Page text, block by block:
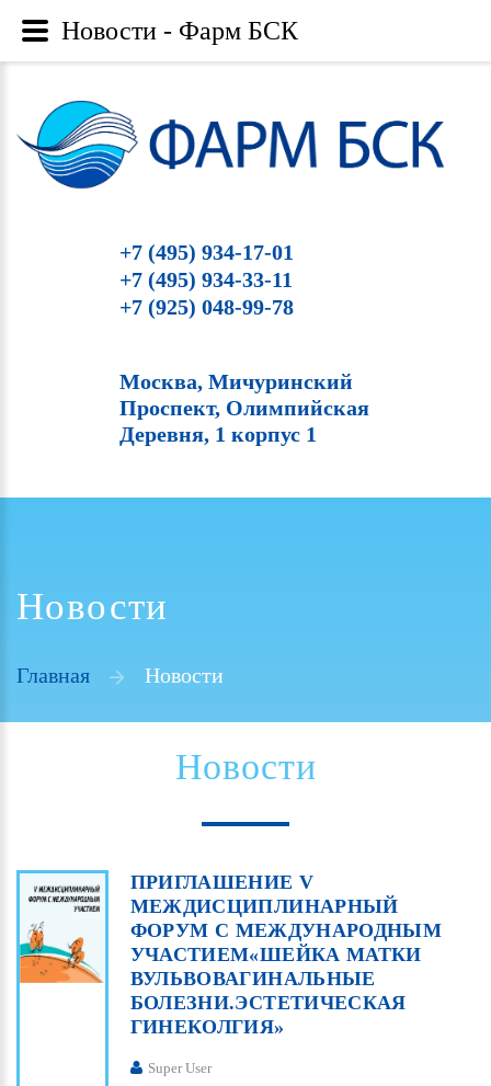
+7 (495) 934-17-01
+7 (495) 934-33-11
+7 (925) 048-99-78
Москва, Мичуринский
Проспект, Олимпийская
Деревня, 1 корпус 1
Новости
Главная Новости
Новости
ПРИГЛАШЕНИЕ V
МЕЖДИСЦИПЛИНАРНЫЙ
ФОРУМ С МЕЖДУНАРОДНЫМ
УЧАСТИЕМ«ШЕЙКА МАТКИ
ВУЛЬВОВАГИНАЛЬНЫЕ
БОЛЕЗНИ.ЭСТЕТИЧЕСКАЯ
ГИНЕКОЛГИЯ»
Super User
Новости - Фарм БСК